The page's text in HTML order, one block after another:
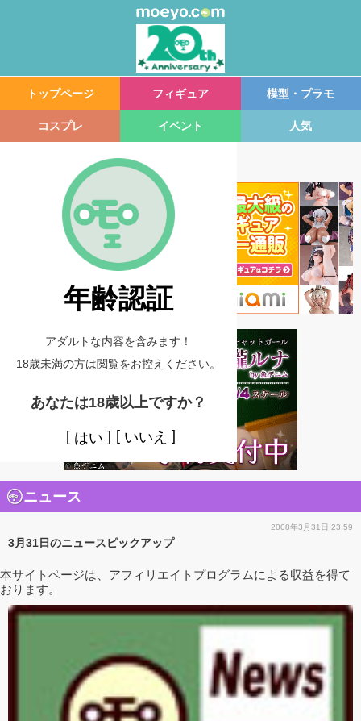
トップページ フィギュア 模型・プラモ
コスプレ イベント 人気
年齢認証
アダルトな内容を含みます！
18歳未満の方は閲覧をお控えください。
あなたは18歳以上ですか？
はい いいえ
ニュース
2008年3月31日 23:59
3月31日のニュースピックアップ
本サイトページは、アフィリエイトプログラムによる収益を得て
おります。